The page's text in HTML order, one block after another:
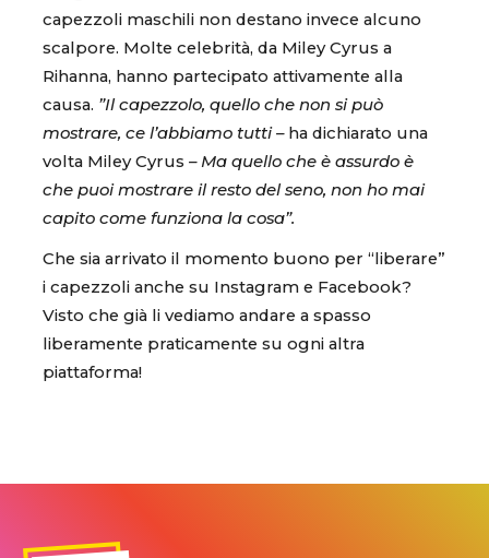
capezzoli maschili non destano invece alcuno
scalpore. Molte celebrità, da Miley Cyrus a
Rihanna, hanno partecipato attivamente alla
causa. ”Il capezzolo, quello che non si può
mostrare, ce l’abbiamo tutti – ha dichiarato una
volta Miley Cyrus – Ma quello che è assurdo è
che puoi mostrare il resto del seno, non ho mai
capito come funziona la cosa”.
Che sia arrivato il momento buono per “liberare”
i capezzoli anche su Instagram e Facebook?
Visto che già li vediamo andare a spasso
liberamente praticamente su ogni altra
piattaforma!